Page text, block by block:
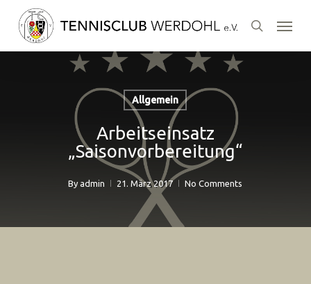
search
Menu
Allgemein
Arbeitseinsatz
„Saisonvorbereitung“
By admin 21. März 2017 No Comments